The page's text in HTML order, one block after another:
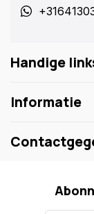
Handige
Informatie